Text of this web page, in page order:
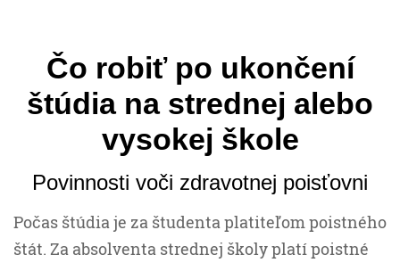
Čo robiť po ukončení
štúdia na strednej alebo
vysokej škole
Povinnosti voči zdravotnej poisťovni
Počas štúdia je za študenta platiteľom poistného
štát. Za absolventa strednej školy platí poistné